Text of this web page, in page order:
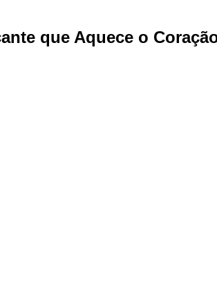
que Aquece o